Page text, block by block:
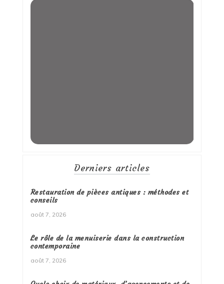
Derniers articles
Restauration de pièces antiques : méthodes et
conseils
août 7, 2026
Le rôle de la menuiserie dans la construction
contemporaine
août 7, 2026